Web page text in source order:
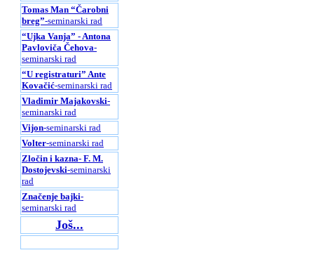
Tomas Man “Čarobni
breg”-seminarski rad
“Ujka Vanja” - Antona
Pavloviča Čehova-
seminarski rad
“U registraturi” Ante
Kovačić-seminarski rad
Vladimir Majakovski-
seminarski rad
Vijon-seminarski rad
Volter-seminarski rad
Zločin i kazna- F. M.
Dostojevski-seminarski
rad
Značenje bajki-
seminarski rad
Još...